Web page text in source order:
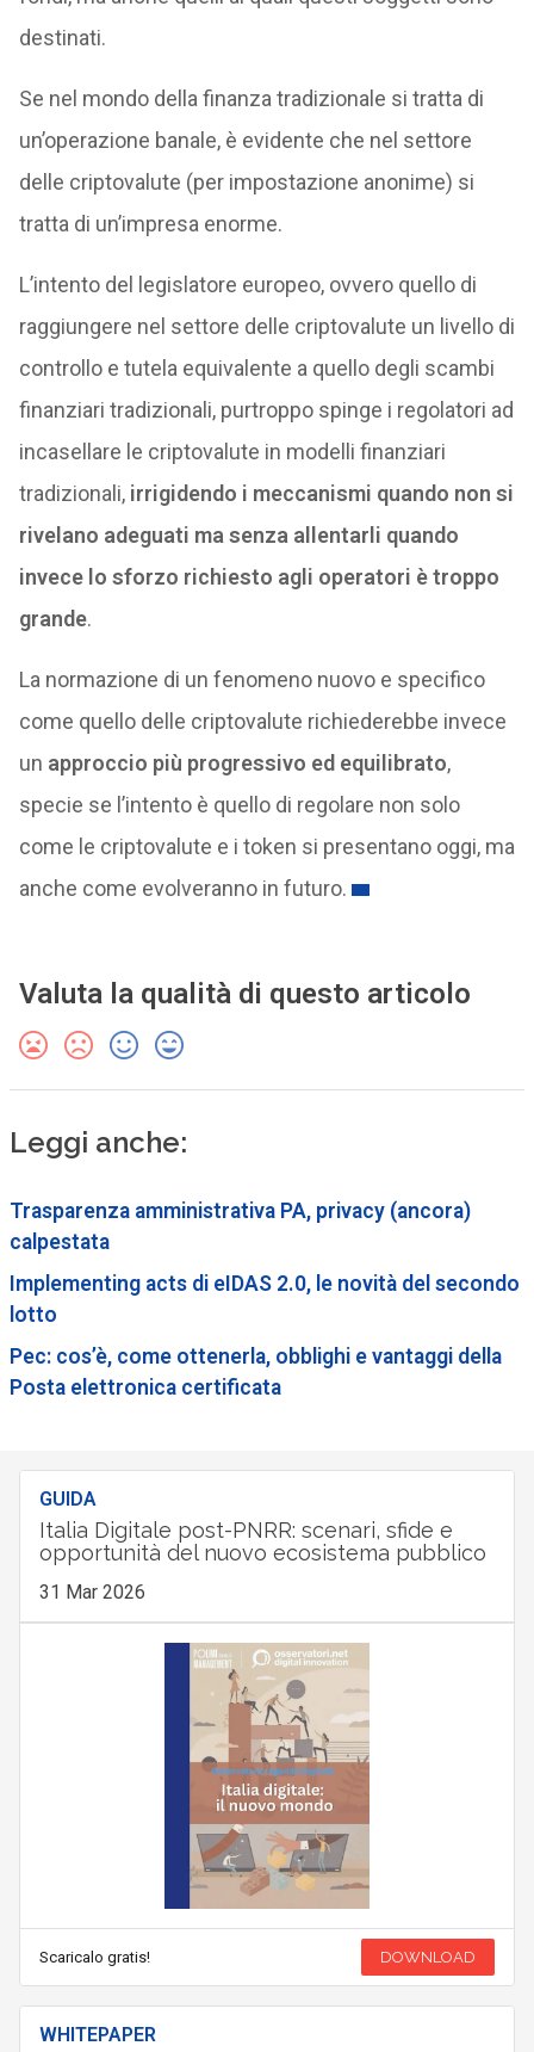
destinati.
Se nel mondo della finanza tradizionale si tratta di
un’operazione banale, è evidente che nel settore
delle criptovalute (per impostazione anonime) si
tratta di un’impresa enorme.
L’intento del legislatore europeo, ovvero quello di
raggiungere nel settore delle criptovalute un livello di
controllo e tutela equivalente a quello degli scambi
finanziari tradizionali, purtroppo spinge i regolatori ad
incasellare le criptovalute in modelli finanziari
tradizionali, irrigidendo i meccanismi quando non si
rivelano adeguati ma senza allentarli quando
invece lo sforzo richiesto agli operatori è troppo
grande.
La normazione di un fenomeno nuovo e specifico
come quello delle criptovalute richiederebbe invece
un approccio più progressivo ed equilibrato,
specie se l’intento è quello di regolare non solo
come le criptovalute e i token si presentano oggi, ma
anche come evolveranno in futuro.
Valuta la qualità di questo articolo
Leggi anche:
Trasparenza amministrativa PA, privacy (ancora)
calpestata
Implementing acts di eIDAS 2.0, le novità del secondo
lotto
Pec: cos’è, come ottenerla, obblighi e vantaggi della
Posta elettronica certificata
GUIDA
Italia Digitale post-PNRR: scenari, sfide e
opportunità del nuovo ecosistema pubblico
31 Mar 2026
Scaricalo gratis! DOWNLOAD
WHITEPAPER